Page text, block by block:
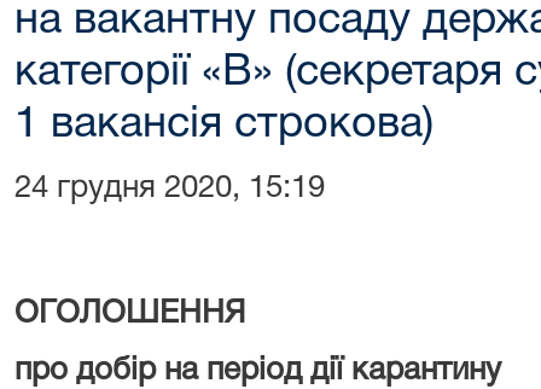
на вакантну посаду
категорії «В» (секретаря
1 вакансія строкова)
24 грудня 2020, 15:19
ОГОЛОШЕННЯ
про добір на період дії карантину